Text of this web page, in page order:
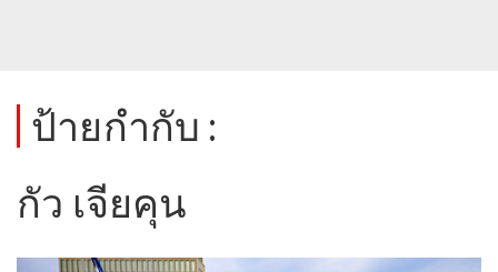
ป้ายกำกับ :
กัว เจียคุน